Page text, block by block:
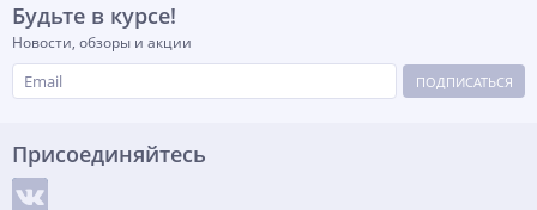
Будьте в курсе!
Новости, обзоры и акции
ПОДПИСАТЬСЯ
Присоединяйтесь